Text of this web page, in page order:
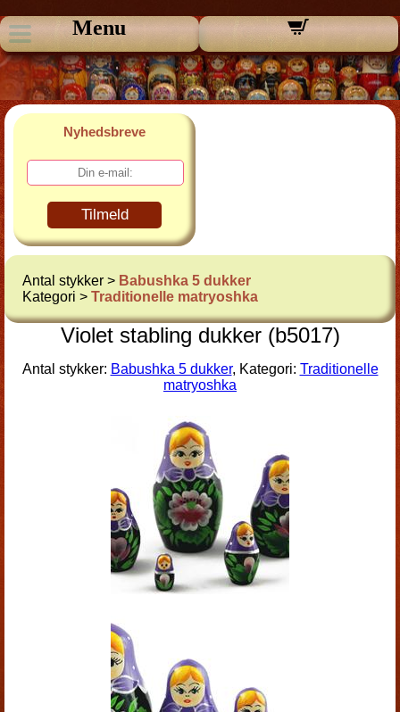
Menu
Nyhedsbreve
Tilmeld
Antal stykker > Babushka 5 dukker
Kategori > Traditionelle matryoshka
Violet stabling dukker (b5017)
Antal stykker: Babushka 5 dukker, Kategori: Traditionelle
matryoshka